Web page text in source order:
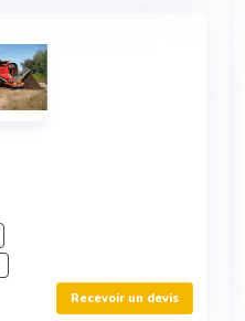
Recevoir un devis